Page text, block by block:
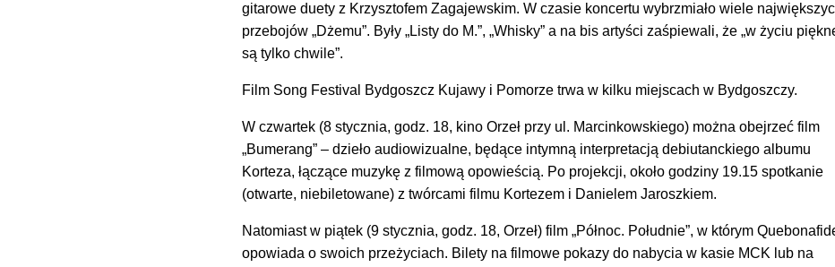
gitarowe duety z Krzysztofem Zagajewskim. W czasie koncertu wybrzmiało wiele
przebojów „Dżemu”. Były „Listy do M.”, „Whisky” a na bis artyści zaśpiewali, że „w życiu
są tylko chwile”.
Film Song Festival Bydgoszcz Kujawy i Pomorze trwa w kilku miejscach w Bydgoszczy.
W czwartek (8 stycznia, godz. 18, kino Orzeł przy ul. Marcinkowskiego) można obejrzeć film
„Bumerang” – dzieło audiowizualne, będące intymną interpretacją debiutanckiego albumu
Korteza, łączące muzykę z filmową opowieścią. Po projekcji, około godziny 19.15 spotkanie
(otwarte, niebiletowane) z twórcami filmu Kortezem i Danielem Jaroszkiem.
Natomiast w piątek (9 stycznia, godz. 18, Orzeł) film „Północ. Południe”, w którym
opowiada o swoich przeżyciach. Bilety na filmowe pokazy do nabycia w kasie MCK lub na